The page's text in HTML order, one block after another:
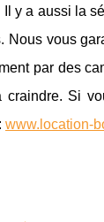
Il y a aussi la
Nous vous
par des
craindre. Si
www.location-